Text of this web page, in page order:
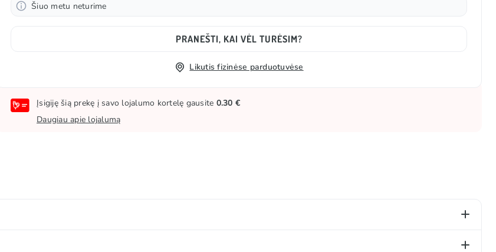
Šiuo metu neturime
PRANEŠTI, KAI VĖL TURĖSIM?
Likutis fizinėse parduotuvėse
Įsigiję šią prekę į savo lojalumo kortelę gausite 0.30 €
Daugiau apie lojalumą